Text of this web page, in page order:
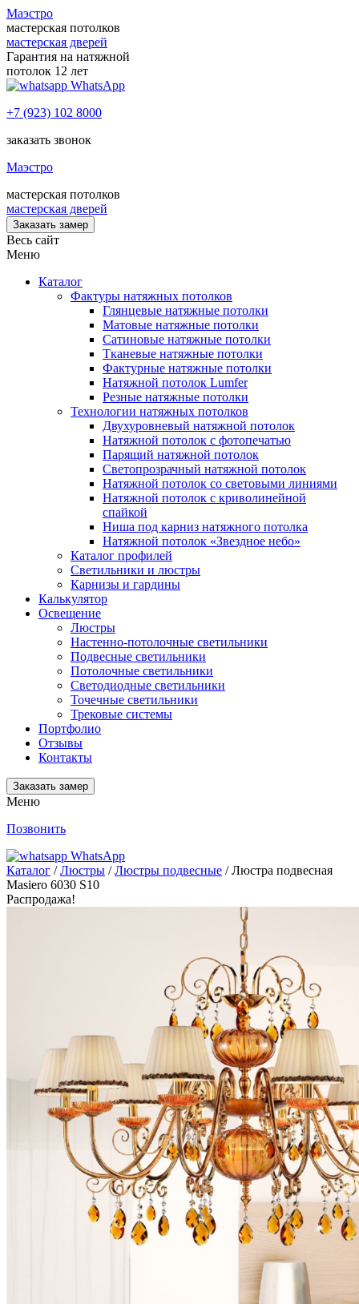
Маэстро
мастерская потолков
мастерская дверей
Гарантия на натяжной
потолок 12 лет
WhatsApp
+7 (923) 102 8000
заказать звонок
Маэстро
мастерская потолков
мастерская дверей
Заказать замер
Весь сайт
Меню
Каталог
Фактуры натяжных потолков
Глянцевые натяжные потолки
Матовые натяжные потолки
Сатиновые натяжные потолки
Тканевые натяжные потолки
Фактурные натяжные потолки
Натяжной потолок Lumfer
Резные натяжные потолки
Технологии натяжных потолков
Двухуровневый натяжной потолок
Натяжной потолок с фотопечатью
Парящий натяжной потолок
Светопрозрачный натяжной потолок
Натяжной потолок со световыми линиями
Натяжной потолок с криволинейной
спайкой
Ниша под карниз натяжного потолка
Натяжной потолок «Звездное небо»
Каталог профилей
Светильники и люстры
Карнизы и гардины
Калькулятор
Освещение
Люстры
Настенно-потолочные светильники
Подвесные светильники
Потолочные светильники
Светодиодные светильники
Точечные светильники
Трековые системы
Портфолио
Отзывы
Контакты
Заказать замер
Меню
Позвонить
WhatsApp
Каталог /Люстры /Люстры подвесные / Люстра подвесная
Masiero 6030 S10
Распродажа!